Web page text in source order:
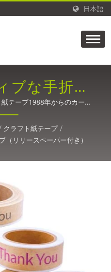
日本語
ブな手折り
的な印刷カ
偽造防止シ
プ、小ロッ
タマイズ印
チェーン低
ープ。信頼
点のリリー
プライヤー
専門知識
テープ1988年からのカーボ
ベル、医療、接着テープのた
ィング技術。
クラフト紙テープ /
（リリースペーパー付き）